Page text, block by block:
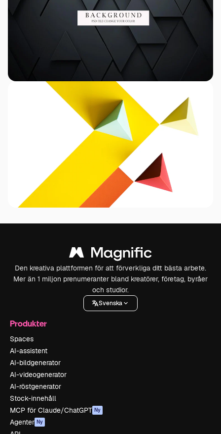
Den kreativa plattformen för att förverkliga ditt bästa arbete.
Mer än 1 miljon prenumeranter bland kreatörer, företag, byråer
och studior.
Svenska
Produkter
Spaces
AI-assistent
AI-bildgenerator
AI-videogenerator
AI-röstgenerator
Stock-innehåll
MCP för Claude/ChatGPT Ny
Agenter Ny